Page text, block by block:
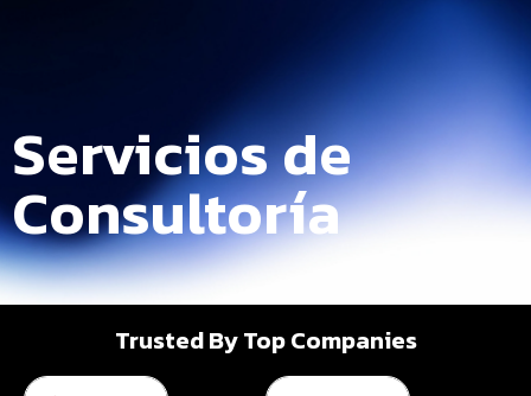
Servicios de
Consultoría
Trusted By Top Companies